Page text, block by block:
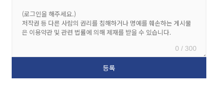
0 / 300